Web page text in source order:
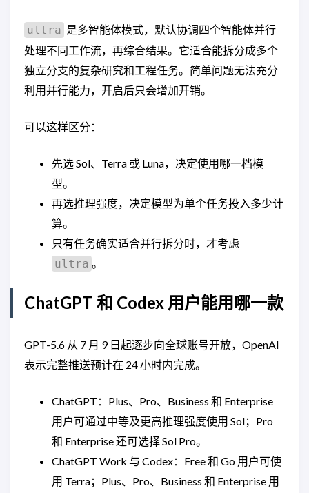
ultra 是多智能体模式，默认协调四个智能体并行
处理不同工作流，再综合结果。它适合能拆分成多个
独立分支的复杂研究和工程任务。简单问题无法充分
利用并行能力，开启后只会增加开销。
可以这样区分：
先选 Sol、Terra 或 Luna，决定使用哪一档模
型。
再选推理强度，决定模型为单个任务投入多少计
算。
只有任务确实适合并行拆分时，才考虑
ultra 。
ChatGPT 和 Codex 用户能用哪一款
GPT-5.6 从 7 月 9 日起逐步向全球账号开放，OpenAI
表示完整推送预计在 24 小时内完成。
ChatGPT：Plus、Pro、Business 和 Enterprise
用户可通过中等及更高推理强度使用 Sol；Pro
和 Enterprise 还可选择 Sol Pro。
ChatGPT Work 与 Codex：Free 和 Go 用户可使
用 Terra；Plus、Pro、Business 和 Enterprise 用